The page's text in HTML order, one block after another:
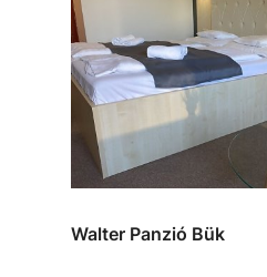
Walter Panzió Bük